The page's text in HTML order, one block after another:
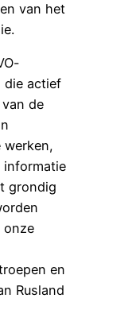
van het
die actief
de
werken,
informatie
grondig
onze
en
Rusland